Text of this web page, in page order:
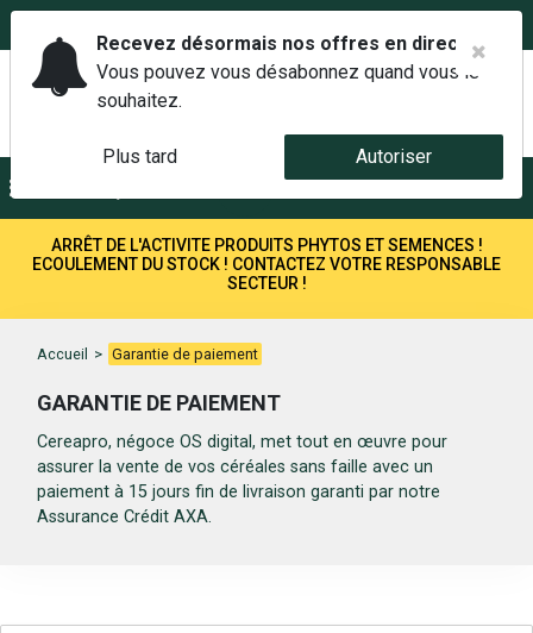
ARRÊT DE L'ACTIVITE PRODUITS PHYTOS ET SEMENCES !
ECOULEMENT DU STOCK ! CONTACTEZ VOTRE RESPONSABLE
SECTEUR !
Accueil > Garantie de paiement
GARANTIE DE PAIEMENT
Cereapro, négoce OS digital, met tout en œuvre pour
assurer la vente de vos céréales sans faille avec un
paiement à 15 jours fin de livraison garanti par notre
Assurance Crédit AXA.
Recevez désormais nos offres en direct.
Vous pouvez vous désabonnez quand vous le
souhaitez.
Plus tard Autoriser